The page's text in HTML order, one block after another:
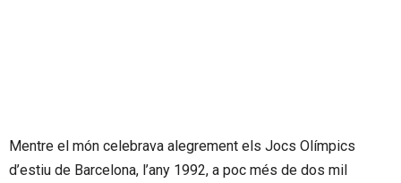
Mentre el món celebrava alegrement els Jocs Olímpics
d’estiu de Barcelona, l’any 1992, a poc més de dos mil